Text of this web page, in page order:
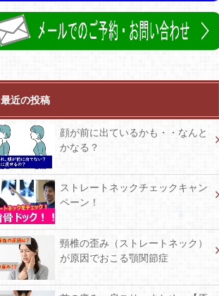
最近の投稿
顔が前に出ているかも・・なんと
かなる？
ストレートネックチェックキャン
ペーン！
頸椎の歪み（ストレートネック）
が原因でおこる顎関節症